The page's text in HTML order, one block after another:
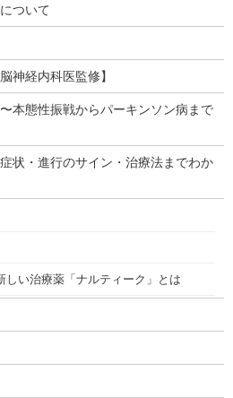
ついて
神経内科医監修】
本態性振戦からパーキンソン病まで
状・進行のサイン・治療法までわか
しい治療薬「ナルティーク」とは